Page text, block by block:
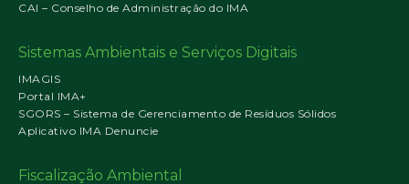
CAI – Conselho de Administração do IMA
Sistemas Ambientais e Serviços Digitais
IMAGIS
Portal IMA+
SGORS – Sistema de Gerenciamento de Resíduos Sólidos
Aplicativo IMA Denuncie
Fiscalização Ambiental